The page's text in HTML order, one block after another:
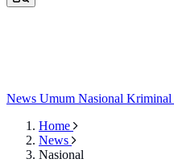
News Umum Nasional Kriminal
Home
News
Nasional